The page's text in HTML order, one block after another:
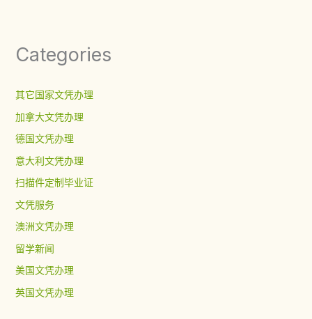
Categories
其它国家文凭办理
加拿大文凭办理
德国文凭办理
意大利文凭办理
扫描件定制毕业证
文凭服务
澳洲文凭办理
留学新闻
美国文凭办理
英国文凭办理